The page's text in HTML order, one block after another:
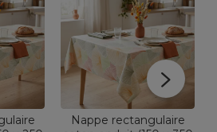
Nappe rectangulaire